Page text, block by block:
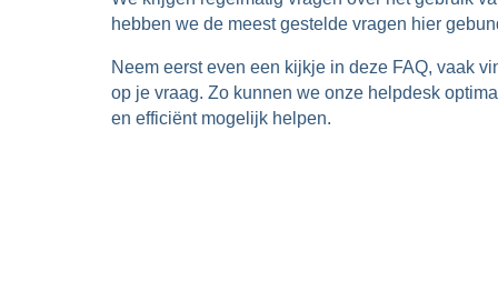
hebben we de meest gestelde vragen hier
Neem eerst even een kijkje in deze FAQ, vaak
op je vraag. Zo kunnen we onze helpdesk
en efficiënt mogelijk helpen.